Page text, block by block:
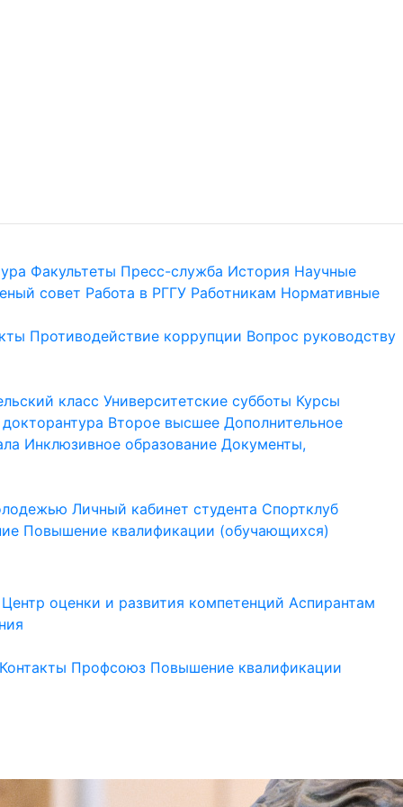
Факультеты Пресс-служба История Научные
совет Работа в РГГУ Работникам Нормативные
Противодействие коррупции Вопрос руководству
класс Университетские субботы Курсы
Второе высшее Дополнительное
Инклюзивное образование Документы,
Личный кабинет студента Спортклуб
Повышение квалификации (обучающихся)
Центр оценки и развития компетенций Аспирантам
Контакты Профсоюз Повышение квалификации